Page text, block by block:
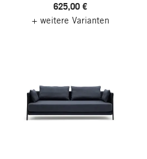
625,00 €
+ weitere Varianten